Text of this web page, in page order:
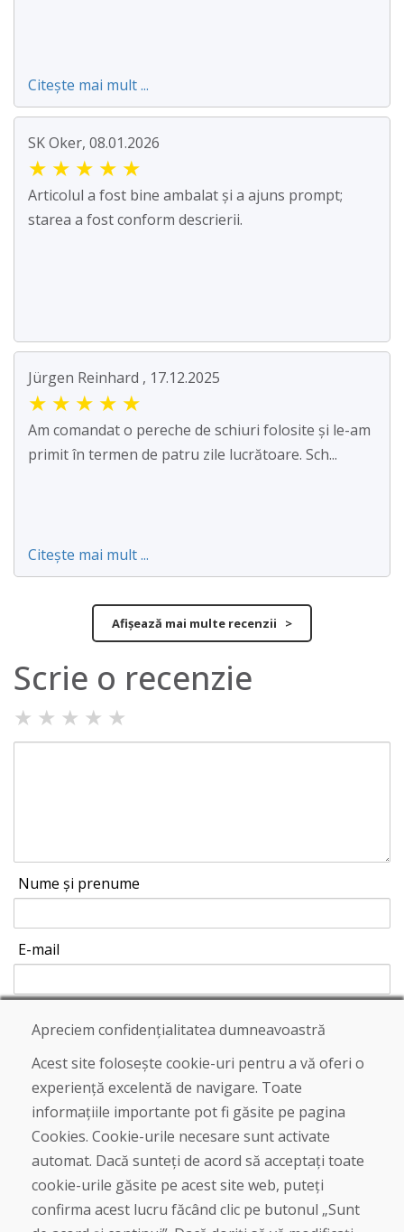
Citește mai mult ...
SK Oker, 08.01.2026
★ ★ ★ ★ ★
Articolul a fost bine ambalat și a ajuns prompt;
starea a fost conform descrierii.
Jürgen Reinhard , 17.12.2025
★ ★ ★ ★ ★
Am comandat o pereche de schiuri folosite și le-am
primit în termen de patru zile lucrătoare. Sch...
Citește mai mult ...
Afișează mai multe recenzii >
Scrie o recenzie
★ ★ ★ ★ ★
Nume și prenume
E-mail
Trimite
Linia de asistență
+421 919 282 306
info@domivosport.ro
Despre noi
Apreciem confidențialitatea dumneavoastră
Acest site folosește cookie-uri pentru a vă oferi o
experiență excelentă de navigare. Toate
informațiile importante pot fi găsite pe pagina
Cookies. Cookie-urile necesare sunt activate
automat. Dacă sunteți de acord să acceptați toate
cookie-urile găsite pe acest site web, puteți
confirma acest lucru făcând clic pe butonul „Sunt